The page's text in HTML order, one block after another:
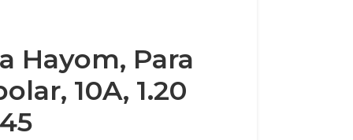
Hayom, Para
10A, 1.20